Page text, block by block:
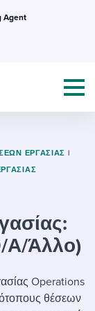
Agent
& events
ΕΡΓΑΣΊΑΣ |
Α/Άλλο)
Operations
θέσεων